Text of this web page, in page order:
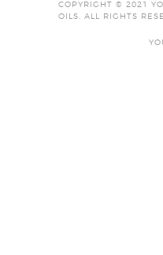
COPYRIGHT © 2021
OILS. ALL RIGHTS